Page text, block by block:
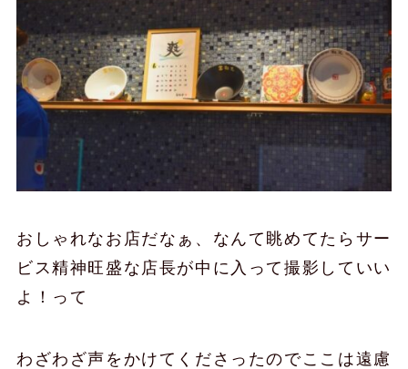
おしゃれなお店だなぁ、なんて眺めてたらサー
ビス精神旺盛な店長が中に入って撮影していい
よ！って
わざわざ声をかけてくださったのでここは遠慮